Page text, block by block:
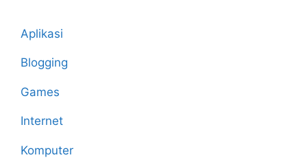
Aplikasi
Blogging
Games
Internet
Komputer